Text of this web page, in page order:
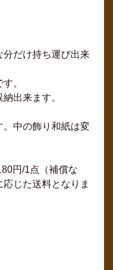
分だけ持ち運び出来
。
出来ます。
中の飾り和紙は変
円/1点（補償な
じた送料となりま